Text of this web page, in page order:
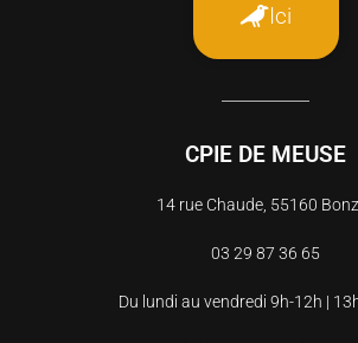
Ici
CPIE DE MEUSE
14 rue Chaude, 55160
03 29 87 36 65
Du lundi au vendredi 9h-12h |